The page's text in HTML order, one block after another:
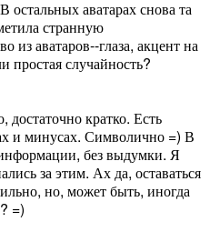
аватарах снова та
странную
из аватаров--глаза, акцент на
простая случайность?
достаточно кратко. Есть
и минусах. Символично =) В
без выдумки. Я
за этим. Ах да, оставаться
но, может быть, иногда
=)